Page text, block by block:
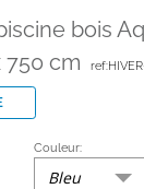
bois
750 cm
Couleur:
Bleu